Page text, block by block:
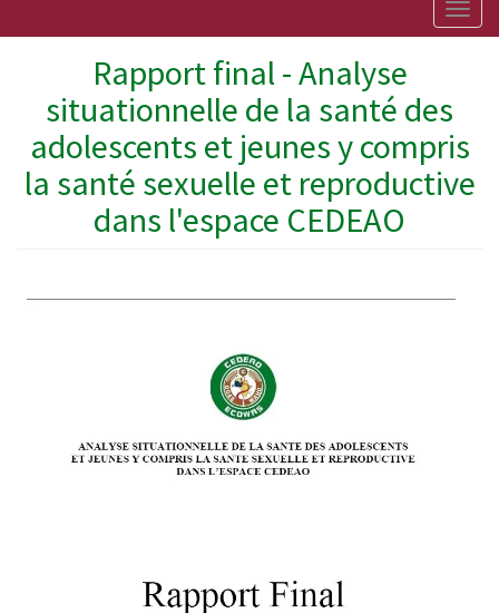
Rapport final - Analyse
situationnelle de la santé des
adolescents et jeunes y compris
la santé sexuelle et reproductive
dans l'espace CEDEAO